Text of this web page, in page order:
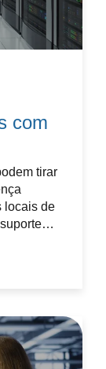
com
tirar
locais de
suporte…